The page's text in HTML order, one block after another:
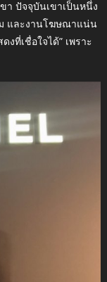
า ปัจจุบันเขาเป็นหนึ่ง
และงานโฆษณาแน่น
งที่เชื่อใจได้” เพราะ